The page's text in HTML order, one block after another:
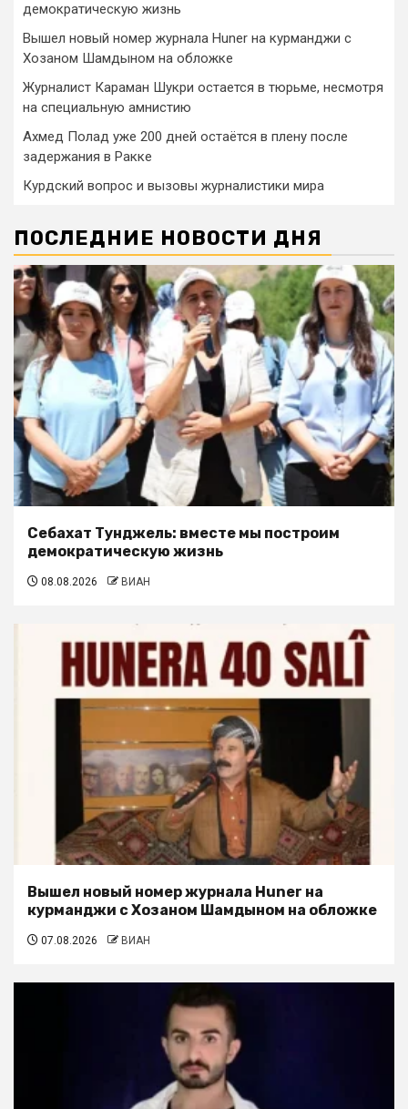
демократическую жизнь
Вышел новый номер журнала Huner на курманджи с
Хозаном Шамдыном на обложке
Журналист Караман Шукри остается в тюрьме, несмотря
на специальную амнистию
Ахмед Полад уже 200 дней остаётся в плену после
задержания в Ракке
Курдский вопрос и вызовы журналистики мира
ПОСЛЕДНИЕ НОВОСТИ ДНЯ
Себахат Тунджель: вместе мы построим
демократическую жизнь
08.08.2026 ВИАН
Вышел новый номер журнала Huner на
курманджи с Хозаном Шамдыном на обложке
07.08.2026 ВИАН